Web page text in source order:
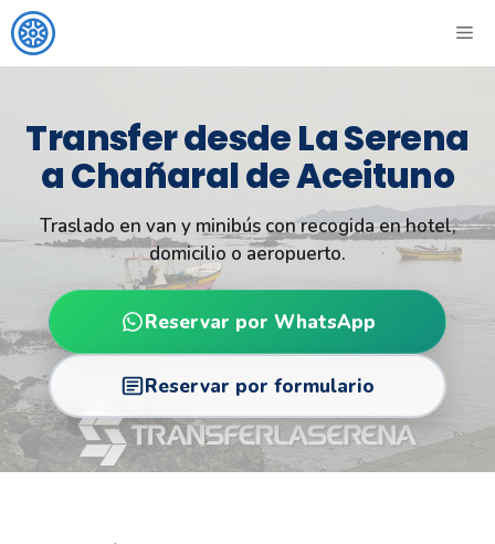
Skip
to
content
Transfer desde La Serena
a Chañaral de Aceituno
Traslado en van y minibús con recogida en hotel,
domicilio o aeropuerto.
Reservar por WhatsApp
Reservar por formulario